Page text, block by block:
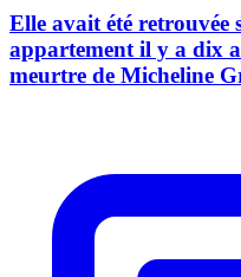
Elle avait été retrouvée
appartement il y a dix
meurtre de Micheline